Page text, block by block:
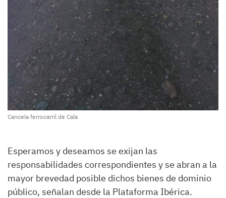
Cancela ferrocarril de Cala
Esperamos y deseamos se exijan las
responsabilidades correspondientes y se abran a la
mayor brevedad posible dichos bienes de dominio
público, señalan desde la Plataforma Ibérica.